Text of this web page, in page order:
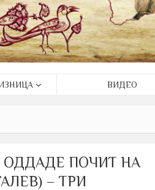
ВИДЕО
ОДДАДЕ ПОЧИТ НА
– ТРИ